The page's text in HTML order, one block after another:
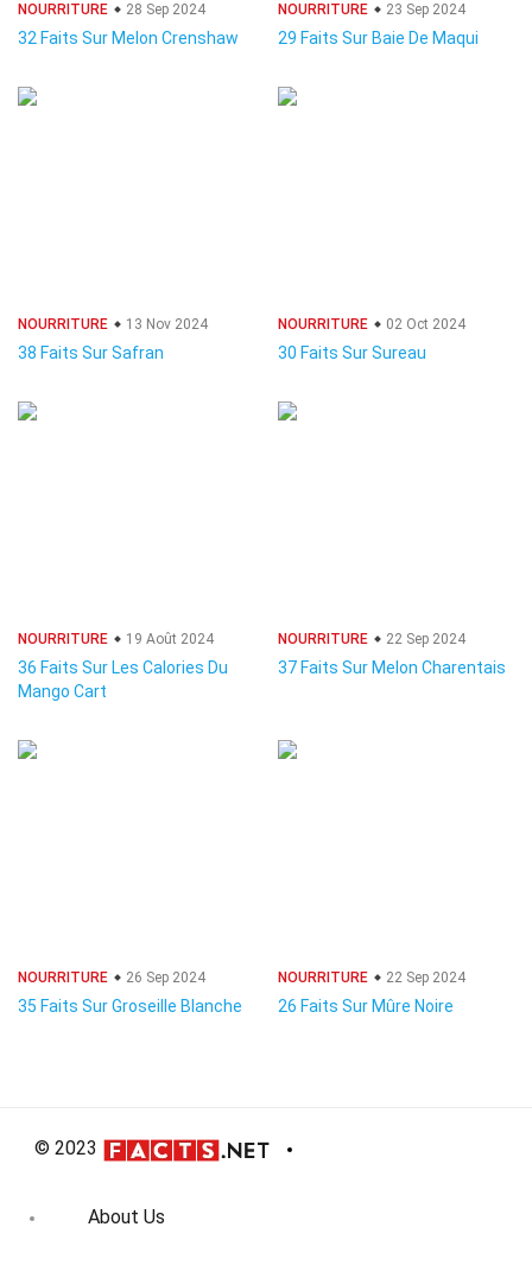
NOURRITURE 28 Sep 2024
32 Faits Sur Melon Crenshaw
NOURRITURE 23 Sep 2024
29 Faits Sur Baie De Maqui
NOURRITURE 13 Nov 2024
38 Faits Sur Safran
NOURRITURE 02 Oct 2024
30 Faits Sur Sureau
NOURRITURE 19 Août 2024
36 Faits Sur Les Calories Du
Mango Cart
NOURRITURE 22 Sep 2024
37 Faits Sur Melon Charentais
NOURRITURE 26 Sep 2024
35 Faits Sur Groseille Blanche
NOURRITURE 22 Sep 2024
26 Faits Sur Mûre Noire
© 2023
About Us